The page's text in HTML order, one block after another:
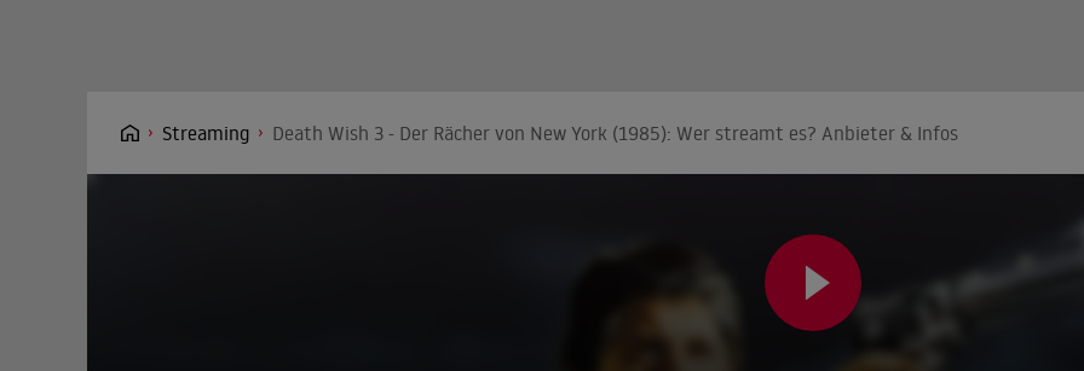
Streaming Death Wish 3 - Der Rächer von New York (1985): Wer streamt es? Anbieter & Infos